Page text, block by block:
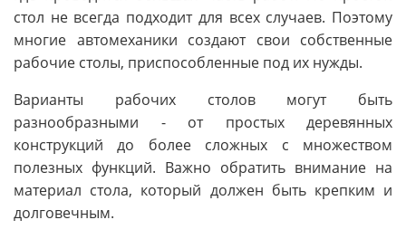
стол не всегда подходит для всех случаев. Поэтому
многие автомеханики создают свои собственные
рабочие столы, приспособленные под их нужды.
Варианты рабочих столов могут быть
разнообразными - от простых деревянных
конструкций до более сложных с множеством
полезных функций. Важно обратить внимание на
материал стола, который должен быть крепким и
долговечным.